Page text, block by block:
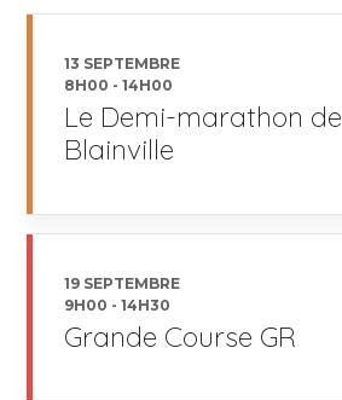
13 SEPTEMBRE
8H00 -14H00
Le Demi-marathon de
Blainville
19 SEPTEMBRE
9H00 -14H30
Grande Course GR